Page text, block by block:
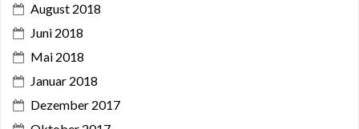
August 2018
Juni 2018
Mai 2018
Januar 2018
Dezember 2017